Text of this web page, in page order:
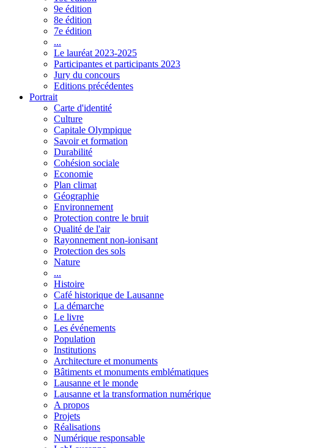
9e édition
8e édition
7e édition
...
Le lauréat 2023-2025
Participantes et participants 2023
Jury du concours
Editions précédentes
Portrait
Carte d'identité
Culture
Capitale Olympique
Savoir et formation
Durabilité
Cohésion sociale
Economie
Plan climat
Géographie
Environnement
Protection contre le bruit
Qualité de l'air
Rayonnement non-ionisant
Protection des sols
Nature
...
Histoire
Café historique de Lausanne
La démarche
Le livre
Les événements
Population
Institutions
Architecture et monuments
Bâtiments et monuments emblématiques
Lausanne et le monde
Lausanne et la transformation numérique
A propos
Projets
Réalisations
Numérique responsable